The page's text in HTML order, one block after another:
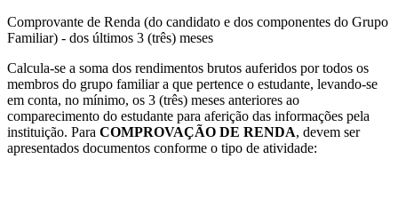
Comprovante de Renda (do candidato e dos componentes do Grupo
Familiar) - dos últimos 3 (três) meses
Calcula-se a soma dos rendimentos brutos auferidos por todos os
membros do grupo familiar a que pertence o estudante, levando-se
em conta, no mínimo, os 3 (três) meses anteriores ao
comparecimento do estudante para aferição das informações pela
instituição. Para COMPROVAÇÃO DE RENDA, devem ser
apresentados documentos conforme o tipo de atividade: